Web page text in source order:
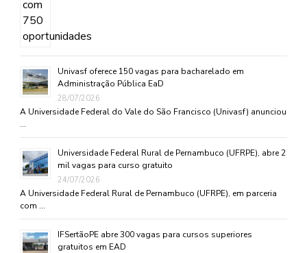
Univasf oferece 150 vagas para bacharelado em
Administração Pública EaD
28/07/2026
A Universidade Federal do Vale do São Francisco (Univasf) anunciou
…
Universidade Federal Rural de Pernambuco (UFRPE), abre 2
mil vagas para curso gratuito
24/07/2026
A Universidade Federal Rural de Pernambuco (UFRPE), em parceria
com …
IFSertãoPE abre 300 vagas para cursos superiores
gratuitos em EAD